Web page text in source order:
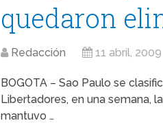
quedaron
Redacción 11 abril, 2009
BOGOTA – Sao Paulo se
Libertadores, en una semana,
mantuvo …